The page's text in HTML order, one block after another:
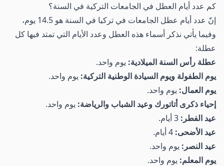
كم عدد أيام العطل في الجامعات التركية في السنة؟
إنّ عدد أيام عطل الجامعات في تركيا في السنة هو 14.5 يوم،
وفيما يأتي نذكر أسماء هذه العطل وعدد الأيام التي تمتد فيها كل
عطلة:
عطلة رأس السنة الميلادية: يوم واحد.
يوم الطفولة ويوم السيادة الوطنية التركية: يوم واحد.
يوم العمال: يوم واحد.
إحياء ذكرى أتاتورك وعيد الشباب والرياضة: يوم واحد.
عيد الفطر:
عيد الأضحى:
عيد النصر: يوم واحد.
يوم المعلم: يوم واحد.